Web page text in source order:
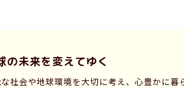
の未来を変えてゆく
社会や地球環境を大切に考え、心豊かに暮